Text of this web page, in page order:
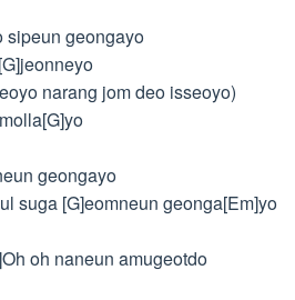
sipeun geongayo
narang jom deo isseoyo)
geongayo
suga [G]eomneun geonga[Em]yo
oh naneun amugeotdo